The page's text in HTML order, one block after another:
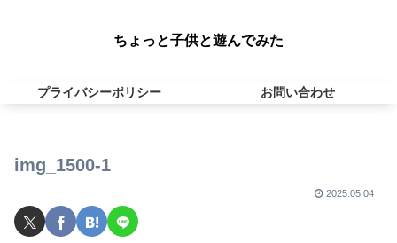
ちょっと子供と遊んでみた
プライバシーポリシー お問い合わせ
img_1500-1
2025.05.04